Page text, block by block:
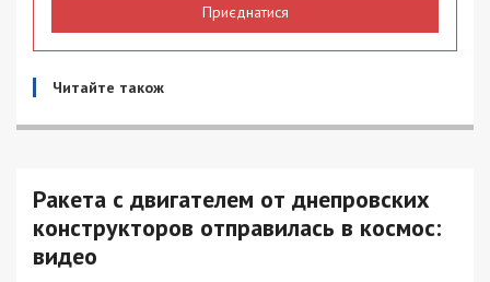
Приєднатися
Читайте також
Ракета с двигателем от днепровских
конструкторов отправилась в космос:
видео